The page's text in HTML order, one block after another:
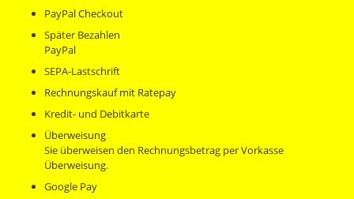
PayPal Checkout
Später Bezahlen
PayPal
SEPA-Lastschrift
Rechnungskauf mit Ratepay
Kredit- und Debitkarte
Überweisung
Sie überweisen den Rechnungsbetrag per Vorkasse
Überweisung.
Google Pay